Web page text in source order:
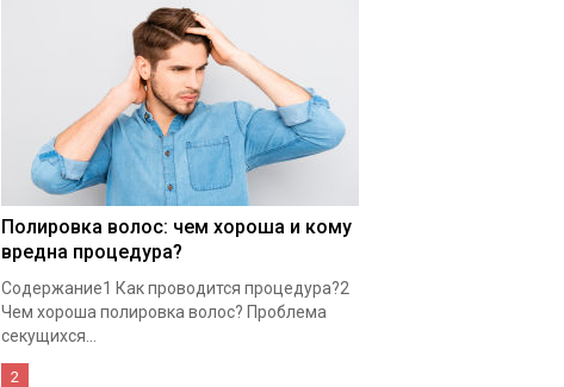
Полировка волос: чем хороша и кому
вредна процедура?
Содержание1 Как проводится процедура?2
Чем хороша полировка волос? Проблема
секущихся...
2